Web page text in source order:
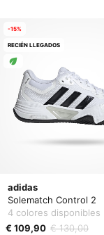
adidas
Solematch Control 2
4 colores disponibles
€ 109,90 € 130,00
-15%
RECIÉN LLEGADOS